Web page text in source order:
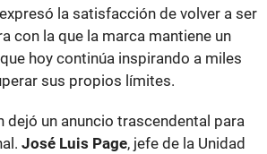
la satisfacción de volver a ser
con la que la marca mantiene un
hoy continúa inspirando a miles
sus propios límites.
dejó un anuncio trascendental para
José Luis Page, jefe de la Unidad